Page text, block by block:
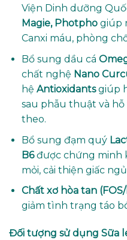
Viện Dinh dưỡng
Magie, Photphogiúp
Canxi máu, phòng
Bổ sung dầu cá
chất nghệ Nano
hệ Antioxidantsgiúp
sau phẫu thuật và
theo.
Bổ sung đạm quý
B6được chứng minh
mỏi, cải thiện giấc
Chất xơ hòa tan (FOS
giảm tình trạng táo
Đối tượng sử dụng Sữa